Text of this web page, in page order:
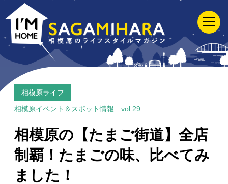
I'M
HOME
SAGAMIHARA
相
模
原
の
ラ
イ
フ
ス
相模原ライフ
相模原イベント＆スポット情報 vol.29
相模原の【たまご街道】全店
制覇！たまごの味、比べてみ
ました！